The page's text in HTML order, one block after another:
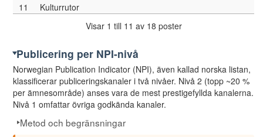
45
Statsvetenskaplig Tidskrift
49
Curriculum Journal
50
European Journal of Politics and Gender
51
Forskning om undervisning och lärande
54
Journal of Civil Society
11
Kulturrutor
Neptuni drängars blaska
13
Nya Wermlands-Tidningen
14
SANS: Kultur, samhälle, vetenskap, filosofi
15
SO-didaktik
Visar 1 till 11 av 18 poster
Publicering per NPI-nivå
Norwegian Publication Indicator (NPI), även kallad norska listan,
klassificerar publiceringskanaler i två nivåer. Nivå 2 (topp ~20 %
per ämnesområde) anses vara de mest prestigefyllda kanalerna.
Nivå 1 omfattar övriga godkända kanaler.
Metod och begränsningar